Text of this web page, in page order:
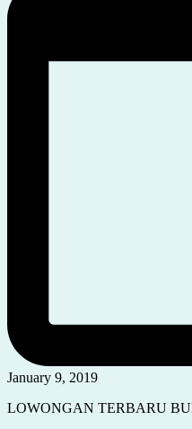
January 9, 2019
LOWONGAN TERBARU